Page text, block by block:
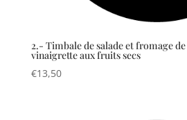
2.- Timbale de salade et fromage
vinaigrette aux fruits secs
€13,50